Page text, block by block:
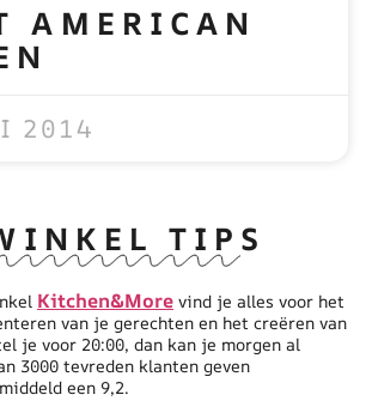
AMERICAN
2014
TIPS
Kitchen&More vind je alles voor het
van je gerechten en het creëren van
je voor 20:00, dan kan je morgen al
3000 tevreden klanten geven
een 9,2.